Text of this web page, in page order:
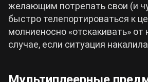
желающим потрепать свои (и
быстро телепортироваться к
молниеносно «отскакивать» от
случае, если ситуация